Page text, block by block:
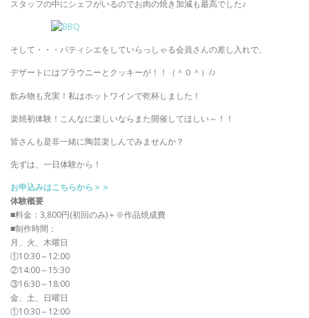
スタッフの中にシェフがいるのでお肉の焼き加減も最高でした♪
そして・・・パティシエをしていらっしゃる会員さんの差し入れで、
デザートにはブラウニーとクッキーが！！（＾０＾）/♪
飲み物も充実！私はホットワインで乾杯しました！
楽焼初体験！こんなに楽しいならまた開催してほしい～！！
皆さんも是非一緒に陶芸楽しんでみませんか？
先ずは、一日体験から！
お申込みはこちらから＞＞
体験概要
■料金：3,800円(初回のみ)＋※作品焼成費
■制作時間：
月、火、木曜日
①10:30～12:00
②14:00～15:30
③16:30～18:00
金、土、日曜日
①10:30～12:00